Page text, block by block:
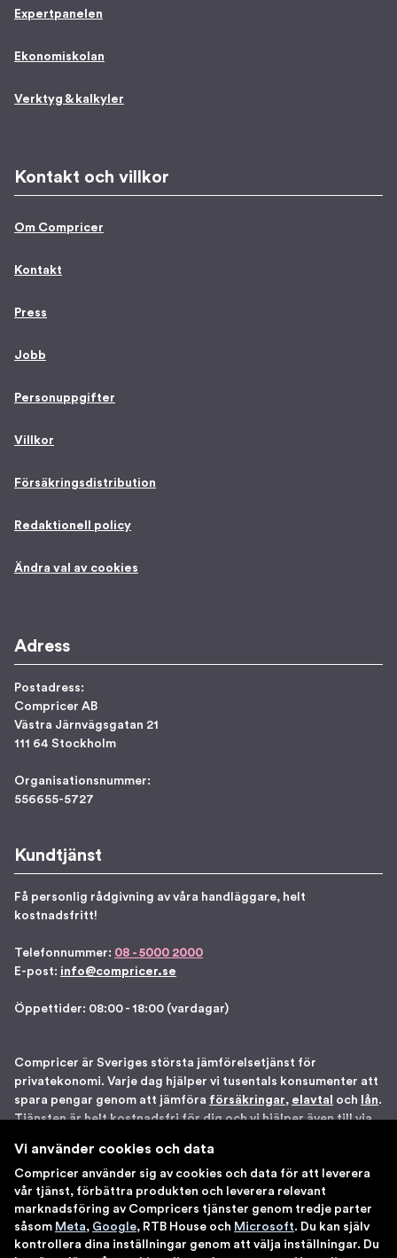
Expertpanelen
Ekonomiskolan
Verktyg & kalkyler
Kontakt och villkor
Om Compricer
Kontakt
Press
Jobb
Personuppgifter
Villkor
Försäkringsdistribution
Redaktionell policy
Ändra val av cookies
Adress
Postadress:
Compricer AB
Västra Järnvägsgatan 21
111 64 Stockholm
Organisationsnummer:
556655-5727
Kundtjänst
Få personlig rådgivning av våra handläggare, helt
kostnadsfritt!
Telefonnummer: 08 - 5000 2000
E-post: info@compricer.se
Öppettider: 08:00 - 18:00 (vardagar)
Compricer är Sveriges största jämförelsetjänst för
privatekonomi. Varje dag hjälper vi tusentals konsumenter att
spara pengar genom att jämföra försäkringar, elavtal och lån.
Tjänsten är helt kostnadsfri för dig och vi hjälper även till via
försäkringsdistributör hos Bolagsverket samt står under
Finansinspektionens tillsyn. Åtta gånger har vi blivit utsedda
till en av Sveriges 100 bästa sajter av IDG. Du kan känna dig
trygg med att använda våra tjänster.
Vi använder cookies och data
Compricer använder sig av cookies och data för att leverera
vår tjänst, förbättra produkten och leverera relevant
marknadsföring av Compricers tjänster genom tredje parter
såsom Meta, Google, RTB House och Microsoft. Du kan själv
kontrollera dina inställningar genom att välja inställningar. Du